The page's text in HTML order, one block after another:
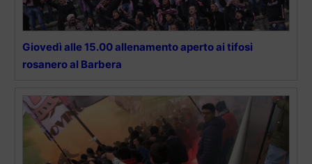
Giovedì alle 15.00 allenamento aperto ai tifosi
rosanero al Barbera